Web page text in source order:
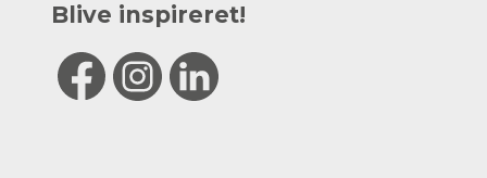
Blive inspireret!